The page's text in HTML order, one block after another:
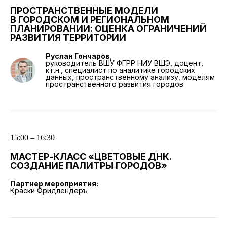
ПРОСТРАНСТВЕННЫЕ МОДЕЛИ
В ГОРОДСКОМ И РЕГИОНАЛЬНОМ
ПЛАНИРОВАНИИ: ОЦЕНКА ОГРАНИЧЕНИЙ
РАЗВИТИЯ ТЕРРИТОРИИ
Руслан Гончаров
руководитель ВШУ ФГРР НИУ ВШЭ, доцент,
к.г.н., специалист по аналитике городских
данных, пространственному анализу, моделям
пространственного развития городов
15:00 – 16:30
МАСТЕР-КЛАСС «ЦВЕТОВЫЕ ДНК.
СОЗДАНИЕ ПАЛИТРЫ ГОРОДОВ»
Партнер мероприятия:
Краски Фридлендеръ